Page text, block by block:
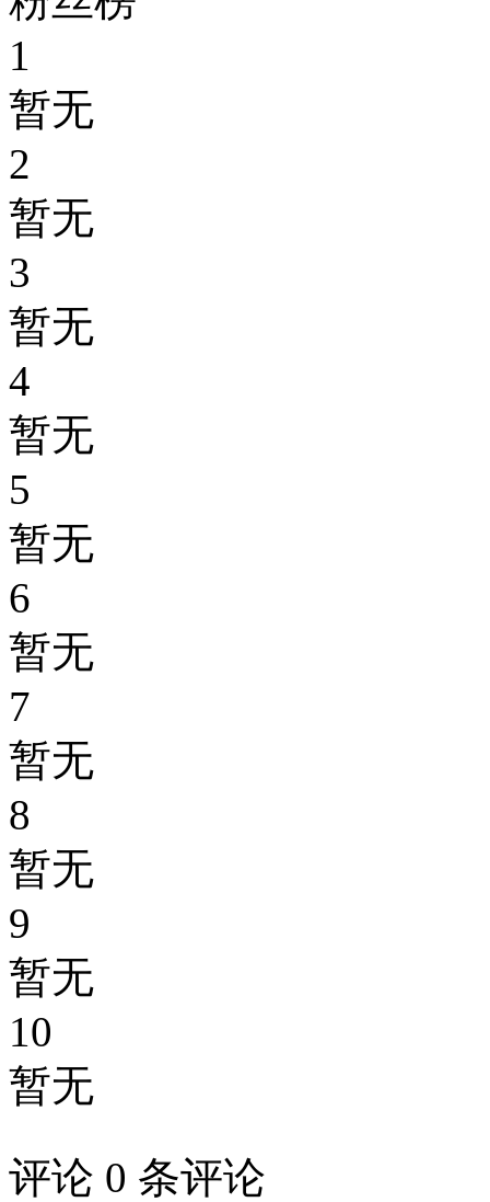
1
暂无
2
暂无
3
暂无
4
暂无
5
暂无
6
暂无
7
暂无
8
暂无
9
暂无
10
暂无
评论 0 条评论